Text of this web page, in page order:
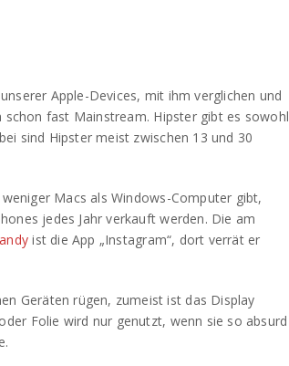
Apple-Devices, mit ihm verglichen und
fast Mainstream. Hipster gibt es sowohl
sind Hipster meist zwischen 13 und 30
Macs als Windows-Computer gibt,
jedes Jahr verkauft werden. Die am
ist die App „Instagram“, dort verrät er
Geräten rügen, zumeist ist das Display
Folie wird nur genutzt, wenn sie so absurd